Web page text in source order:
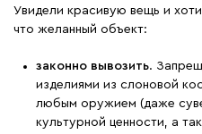
Увидели красивую вещь и
что желанный объект:
законно вывозить.
изделиями из слоновой
любым оружием (даже
культурной ценности, а